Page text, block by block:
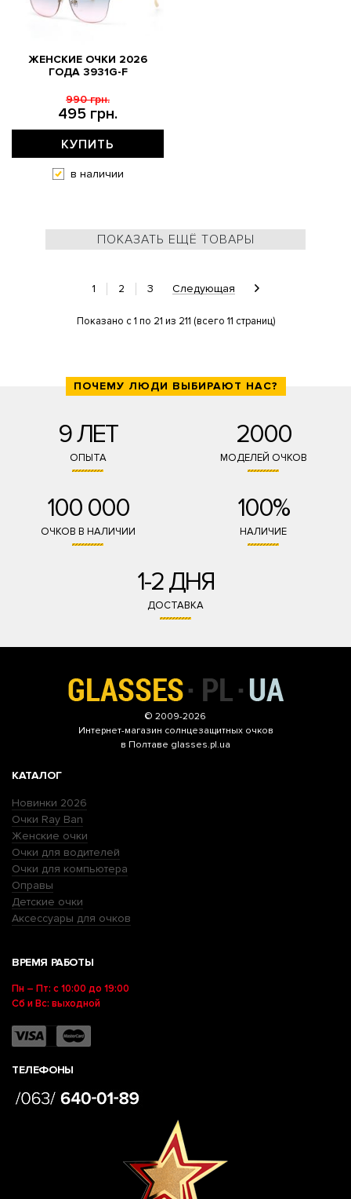
ЖЕНСКИЕ ОЧКИ 2026
ГОДА 3931G-F
495 грн.
990 грн.
КУПИТЬ
в наличии
ПОКАЗАТЬ ЕЩЁ ТОВАРЫ
1 2 3 Следующая
Показано с 1 по 21 из 211 (всего 11 страниц)
ПОЧЕМУ ЛЮДИ ВЫБИРАЮТ НАС?
9 ЛЕТ
ОПЫТА
2000
МОДЕЛЕЙ ОЧКОВ
100 000
ОЧКОВ В НАЛИЧИИ
100%
НАЛИЧИЕ
1-2 ДНЯ
ДОСТАВКА
© 2009-2026
Интернет-магазин солнцезащитных очков
в Полтаве glasses.pl.ua
КАТАЛОГ
Новинки 2026
Очки Ray Ban
Женские очки
Очки для водителей
Очки для компьютера
Оправы
Детские очки
Аксессуары для очков
ВРЕМЯ РАБОТЫ
Пн – Пт: с 10:00 до 19:00
Сб и Вс: выходной
ТЕЛЕФОНЫ